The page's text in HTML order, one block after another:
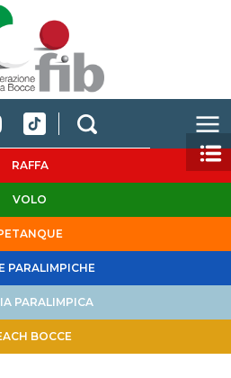
RAFFA
VOLO
PARALIMPICHE
PARALIMPICA
BOCCE